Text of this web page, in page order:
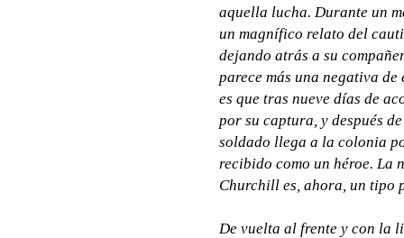
aquella lucha. Durante un
un magnífico relato del
dejando atrás a su
parece más una negativa
es que tras nueve días de
por su captura, y después
soldado llega a la colonia
recibido como un héroe. La
Churchill es, ahora, un tipo
De vuelta al frente y con la